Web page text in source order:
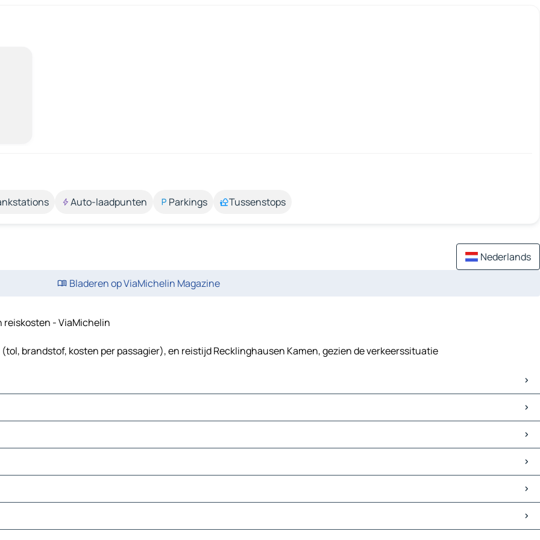
Auto-laadpunten Parkings Tussenstops
Nederlands
Bladeren op ViaMichelin Magazine
reiskosten - ViaMichelin
brandstof, kosten per passagier), en reistijd Recklinghausen Kamen, gezien de verkeerssituatie